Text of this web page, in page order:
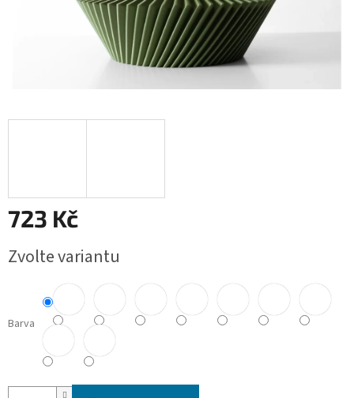
723 Kč
cena:
Zvolte variantu
Barva